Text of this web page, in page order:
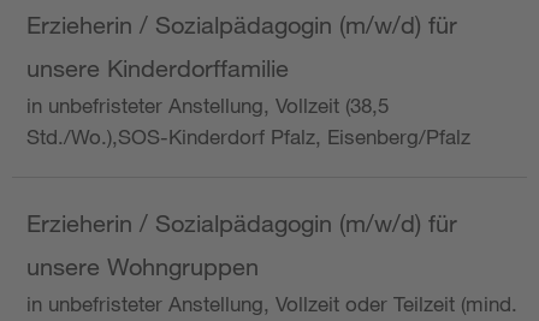
Erzieherin / Sozialpädagogin (m/w/d) für
unsere Kinderdorffamilie
in unbefristeter Anstellung, Vollzeit (38,5
Std./Wo.),SOS-Kinderdorf Pfalz, Eisenberg/Pfalz
Erzieherin / Sozialpädagogin (m/w/d) für
unsere Wohngruppen
in unbefristeter Anstellung, Vollzeit oder Teilzeit (mind.